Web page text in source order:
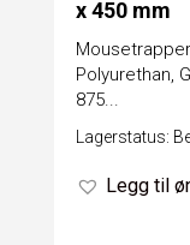
x 450 mm
Polyurethan,
875...
Lagerstatus:
Legg til